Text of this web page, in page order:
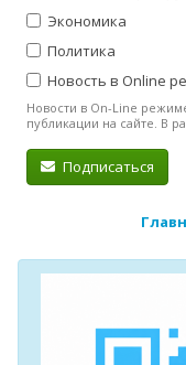
Экономика
Политика
Новость в Online
Новости в On-Line
публикации на сайте. В
Подписаться